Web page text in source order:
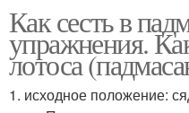
Как сесть в
упражнения.
лотоса
1. исходное положение: